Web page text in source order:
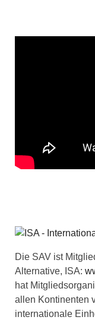
Die SAV ist
Alternative, ISA:
hat
allen Kontinenten
internationale